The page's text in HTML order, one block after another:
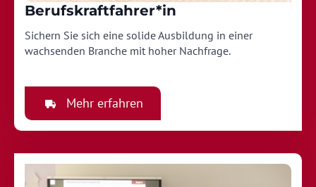
Berufskraftfahrer*in
Sichern Sie sich eine solide Ausbildung in einer
wachsenden Branche mit hoher Nachfrage.
Mehr erfahren